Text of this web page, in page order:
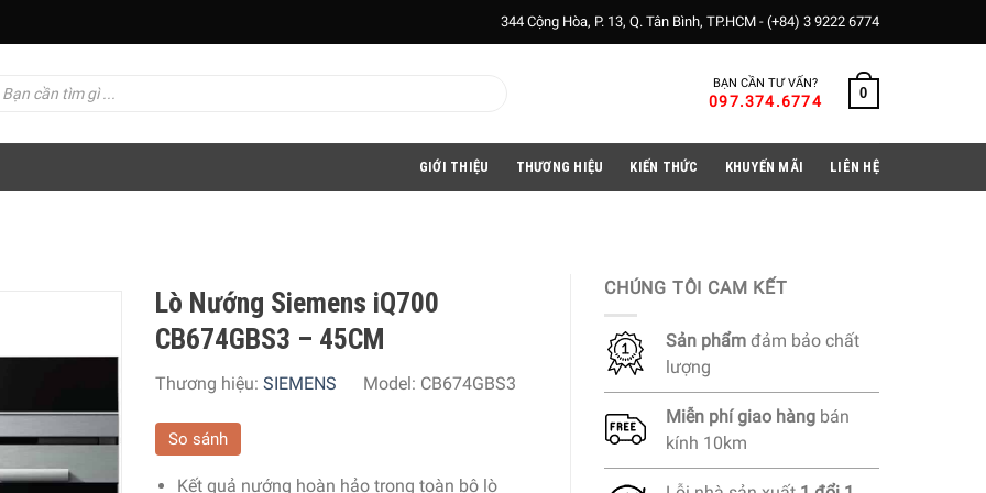
344 Cộng Hòa, P. 13, Q. Tân Bình, TP.HCM - (+84) 3 9222 6774
BẠN CẦN TƯ VẤN?
097.374.6774 0
GIỚI THIỆU THƯƠNG HIỆU KIẾN THỨC KHUYẾN MÃI LIÊN HỆ
Lò Nướng Siemens iQ700
CB674GBS3 – 45CM
Thương hiệu: SIEMENS Model: CB674GBS3
So sánh
Kết quả nướng hoàn hảo trong toàn bộ lò
CHÚNG TÔI CAM KẾT
Sản phẩm đảm bảo chất
lượng
Miễn phígiao hàng bán
kính 10km